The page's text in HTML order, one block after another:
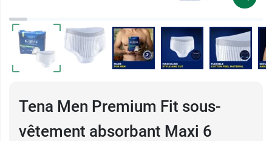
Tena Men Premium Fit sous-
vêtement absorbant Maxi 6